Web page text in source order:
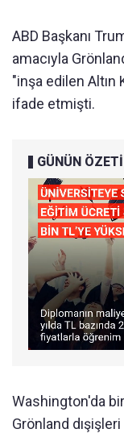
ABD Başkanı
amacıyla
"inşa edilen Altın
ifade etmişti.
GÜNÜN ÖZETİ
Washington'da
Grönland